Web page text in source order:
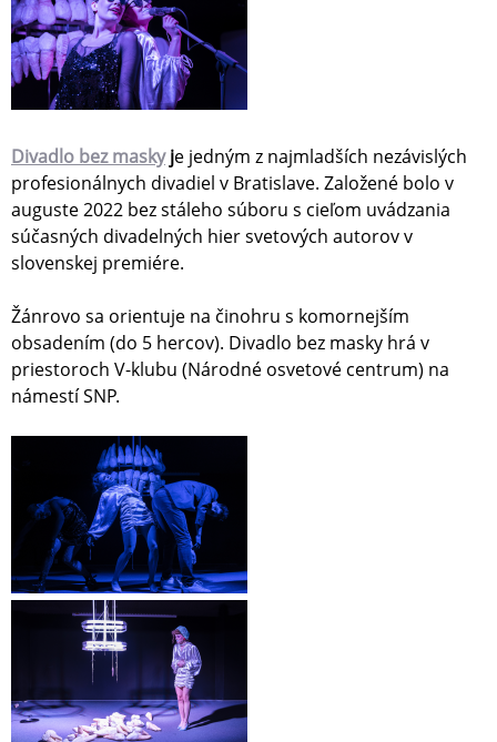
Divadlo bez maskyje jedným z najmladších nezávislých
profesionálnych divadiel v Bratislave. Založené bolo v
auguste 2022 bez stáleho súboru s cieľom uvádzania
súčasných divadelných hier svetových autorov v
slovenskej premiére.
Žánrovo sa orientuje na činohru s komornejším
obsadením (do 5 hercov). Divadlo bez masky hrá v
priestoroch V-klubu (Národné osvetové centrum) na
námestí SNP.